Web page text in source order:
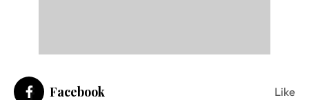
Facebook Like